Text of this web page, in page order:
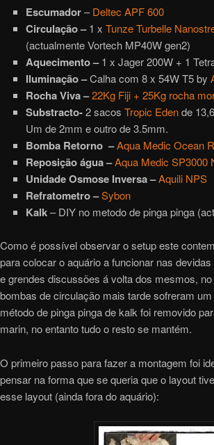
Escumador–Deltec APF 600
Circulação –1 x Tunze Turbelle
(actualmente Vortech MP40W gen2)
Aquecimento –1 x Jager 200W + 1
Iluminação –Calha com 8 x 54W T5 by
Rocha Viva –22Kg Fiji + 25Kg rocha
Substracto-2 sacosTropic Edende
Um de 2mm e outro de 3.5mm.
Bomba Retorno –Aqua Medic Ocean
Reposição água –Aqua Medic SP3000
Unidade Osmose Inversa –Aquili NPS
Refratometro –Sybon
Kalk– DIY no metodo de pinga pinga
Como é possível observar o setup este
para colocar o aquário a funcionar nas
e grendes discussões á volta dos mesmos,
bombas de circulação mais tarde sofreram
método de pinga pinga de kalk foi removido
marin, no entanto tudo o resto se mantém.
O primeiro passo para fazer a montagem foi
pensar na forma que se queria que o layout
esse layout (ainda fora do aquário):